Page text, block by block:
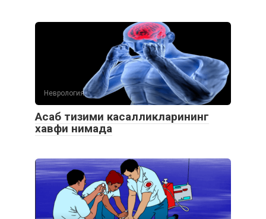
Неврология
Aсаб тизими касалликларининг
хавфи нимада